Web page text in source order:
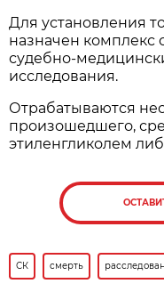
Для установления
назначен комплекс
судебно-
исследования.
Отрабатываются
произошедшего,
этиленгликолем
СК смерть